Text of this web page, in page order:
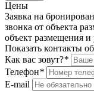
Цены
Заявка на
звонка от объекта
объект размещения
Показать контакты
Как вас зовут?*
Телефон*
E-mail